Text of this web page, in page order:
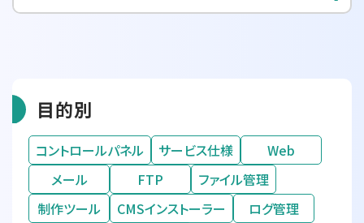
目的別
コントロールパネル サービス仕様
Web
メール
FTP
ファイル管理
制作ツール
CMSインストーラー
ログ管理